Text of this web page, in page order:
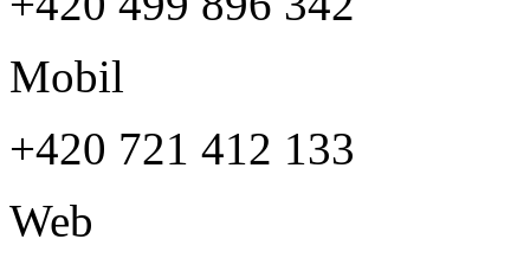
Mobil
+420 721 412 133
Web